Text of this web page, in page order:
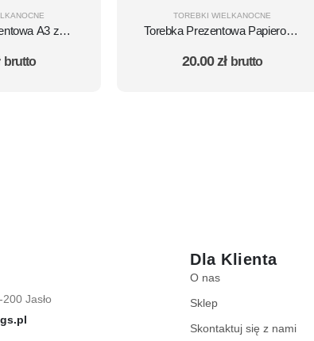
A3 z
- 10 szt.
brutto
TOREBKI WIELKANOCNE
Torebka Prezentowa Papierowa
Wielkanocnym Zając - 10 szt.
20.00zł brutto
Jasło
Dla Klienta
O nas
Sklep
Skontaktuj się z nami